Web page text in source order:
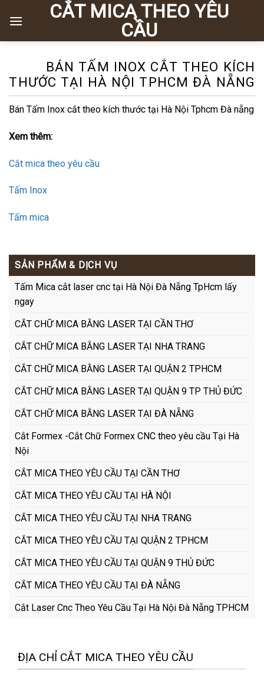
đến
CẮT MICA THEO YÊU
CẦU
BÁN TẤM INOX CẮT THEO KÍCH
THƯỚC TẠI HÀ NỘI TPHCM ĐÀ NẴNG
Bán Tấm Inox cắt theo kích thước tại Hà Nội Tphcm Đà nẵng
Xem thêm:
Cắt mica theo yêu cầu
Tấm Inox
Tấm mica
SẢN PHẨM & DỊCH VỤ
Tấm Mica cắt laser cnc tại Hà Nội Đà Nẵng TpHcm lấy
ngay
CẮT CHỮ MICA BẰNG LASER TẠI CẦN THƠ
CẮT CHỮ MICA BẰNG LASER TẠI NHA TRANG
CẮT CHỮ MICA BẰNG LASER TẠI QUẬN 2 TPHCM
CẮT CHỮ MICA BẰNG LASER TẠI QUẬN 9 TP THỦ ĐỨC
CẮT CHỮ MICA BẰNG LASER TẠI ĐÀ NẴNG
Cắt Formex -Cắt Chữ Formex CNC theo yêu cầu Tại Hà
Nội
CẮT MICA THEO YÊU CẦU TẠI CẦN THƠ
CẮT MICA THEO YÊU CẦU TẠI HÀ NỘI
CẮT MICA THEO YÊU CẦU TẠI NHA TRANG
CẮT MICA THEO YÊU CẦU TẠI QUẬN 2 TPHCM
CẮT MICA THEO YÊU CẦU TẠI QUẬN 9 THỦ ĐỨC
CẮT MICA THEO YÊU CẦU TẠI ĐÀ NẴNG
Cắt Laser Cnc Theo Yêu Cầu Tại Hà Nội Đà Nẵng TPHCM
ĐỊA CHỈ CẮT MICA THEO YÊU CẦU